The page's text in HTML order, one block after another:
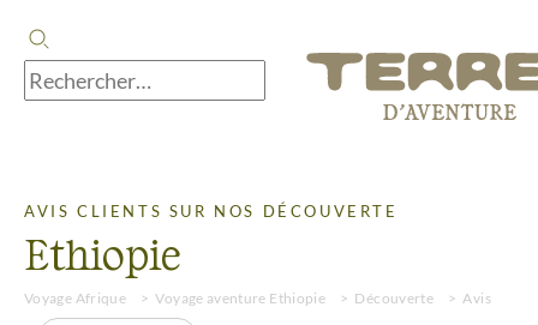
AVIS CLIENTS SUR NOS DÉCOUVERTE
Ethiopie
Voyage Afrique Voyage aventure Ethiopie Découverte Avis